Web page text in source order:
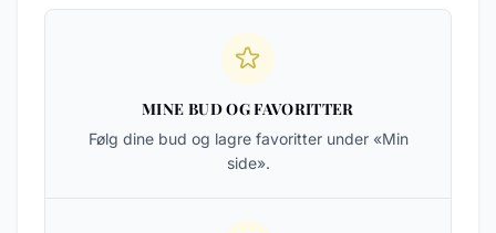
MINE BUD OG FAVORITTER
Følg dine bud og lagre favoritter under «Min
side».